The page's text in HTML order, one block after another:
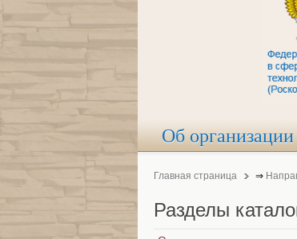
Об организации
Главная страница ⇒
Разделы